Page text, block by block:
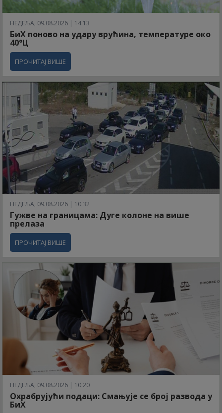
НЕДЕЉА, 09.08.2026 | 14:13
БиХ поново на удару врућина, температуре око
40°Ц
ПРОЧИТАЈ ВИШЕ
НЕДЕЉА, 09.08.2026 | 10:32
Гужве на границама: Дуге колоне на више
прелаза
ПРОЧИТАЈ ВИШЕ
НЕДЕЉА, 09.08.2026 | 10:20
Охрабрујући подаци: Смањује се број развода у
БиХ